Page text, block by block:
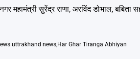
महामंत्री सुरेंद्र राणा, अरविंद डोभाल, बबिता
uttrakhand news Har Ghar Tiranga Abhiyan